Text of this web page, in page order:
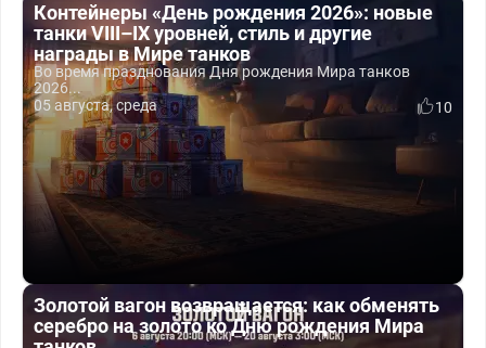
Контейнеры «День рождения 2026»: новые
танки VIII–IX уровней, стиль и другие
награды в Мире танков
Во время празднования Дня рождения Мира танков
2026...
05 августа, среда
10
Золотой вагон возвращается: как обменять
серебро на золото ко Дню рождения Мира